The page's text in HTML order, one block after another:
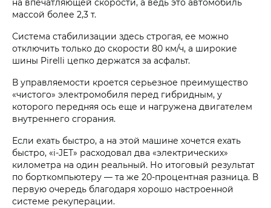
массой более 2,3 т.
Система стабилизации здесь строгая, ее можно
отключить только до скорости 80 км/ч, а широкие
шины Pirelli цепко держатся за асфальт.
В управляемости кроется серьезное преимущество
«чистого» электромобиля перед гибридным, у
которого передняя ось еще и нагружена двигателем
внутреннего сгорания.
Если ехать быстро, а на этой машине хочется ехать
быстро, «i‑JET» расходовал два «электрических»
километра на один реальный. Но итоговый результат
по борткомпьютеру — та же 20-процентная разница. В
первую очередь благодаря хорошо настроенной
системе рекуперации.